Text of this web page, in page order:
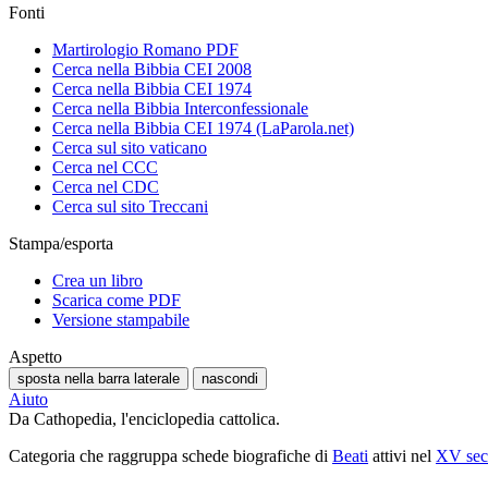
Fonti
Martirologio Romano PDF
Cerca nella Bibbia CEI 2008
Cerca nella Bibbia CEI 1974
Cerca nella Bibbia Interconfessionale
Cerca nella Bibbia CEI 1974 (LaParola.net)
Cerca sul sito vaticano
Cerca nel CCC
Cerca nel CDC
Cerca sul sito Treccani
Stampa/esporta
Crea un libro
Scarica come PDF
Versione stampabile
Aspetto
sposta nella barra laterale nascondi
Aiuto
Da Cathopedia, l'enciclopedia cattolica.
Categoria che raggruppa schede biografiche di Beati attivi nel XV